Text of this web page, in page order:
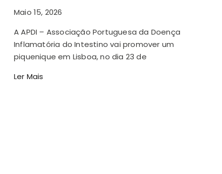
Maio 15, 2026
A APDI – Associação Portuguesa da Doença
Inflamatória do Intestino vai promover um
piquenique em Lisboa, no dia 23 de
Ler Mais